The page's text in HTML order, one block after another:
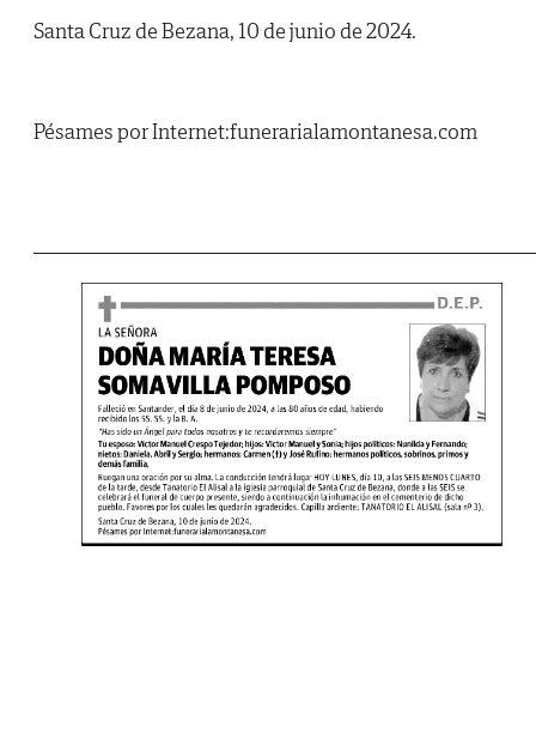
Santa Cruz de Bezana, 10 de junio de 2024.
Pésames por Internet:funerarialamontanesa.com